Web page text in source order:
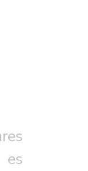
es